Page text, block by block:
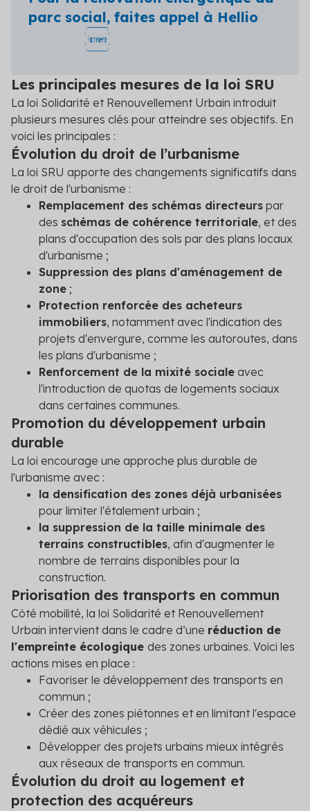
parc social, faites appel à Hellio
Les principales mesures de la loi SRU
La loi Solidarité et Renouvellement Urbain introduit
plusieurs mesures clés pour atteindre ses objectifs. En
voici les principales :
Évolution du droit de l’urbanisme
La loi SRU apporte des changements significatifs dans
le droit de l'urbanisme :
Remplacement des schémas directeurs par
des schémas de cohérence territoriale, et des
plans d'occupation des sols par des plans locaux
d'urbanisme ;
Suppression des plans d'aménagement de
zone ;
Protection renforcée des acheteurs
immobiliers, notamment avec l'indication des
projets d'envergure, comme les autoroutes, dans
les plans d'urbanisme ;
Renforcement de la mixité sociale avec
l'introduction de quotas de logements sociaux
dans certaines communes.
Promotion du développement urbain
durable
La loi encourage une approche plus durable de
l'urbanisme avec :
la densification des zones déjà urbanisées
pour limiter l'étalement urbain ;
la suppression de la taille minimale des
terrains constructibles, afin d'augmenter le
nombre de terrains disponibles pour la
construction.
Priorisation des transports en commun
Côté mobilité, la loi Solidarité et Renouvellement
Urbain intervient dans le cadre d’une réduction de
l'empreinte écologique des zones urbaines. Voici les
actions mises en place :
Favoriser le développement des transports en
commun ;
Créer des zones piétonnes et en limitant l'espace
dédié aux véhicules ;
Développer des projets urbains mieux intégrés
aux réseaux de transports en commun.
Évolution du droit au logement et
protection des acquéreurs